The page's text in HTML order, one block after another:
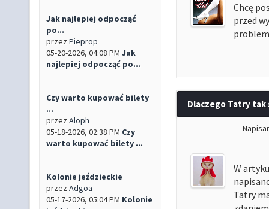
Jak najlepiej odpocząć
po...
przezPieprop
05-20-2026, 04:08 PM Jak
najlepiej odpocząć po...
Czy warto kupować bilety
...
przezAloph
05-18-2026, 02:38 PM Czy
warto kupować bilety ...
Kolonie jeździeckie
przezAdgoa
05-17-2026, 05:04 PM Kolonie
Chcę
przed
Dlaczego Tatry tak
W
Tatry